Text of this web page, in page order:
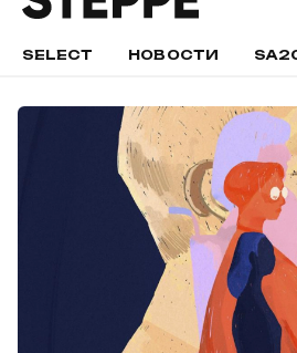
SELECT НОВОСТИ